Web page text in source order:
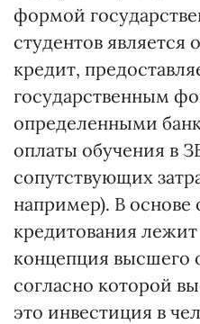
формой
студентов является
кредит,
государственным
определенными
оплаты обучения в
сопутствующих
например). В основе
кредитования
концепция высшего
согласно которой
это инвестиция в